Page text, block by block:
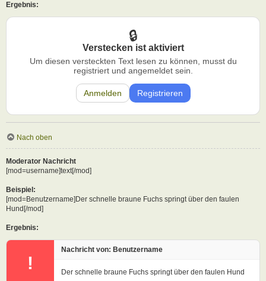
Ergebnis:
Verstecken ist aktiviert
Um diesen versteckten Text lesen zu können, musst du
registriert und angemeldet sein.
Anmelden Registrieren
Nach oben
Moderator Nachricht
[mod=username]text[/mod]
Beispiel:
[mod=Benutzername]Der schnelle braune Fuchs springt über den faulen
Hund[/mod]
Ergebnis:
!
Nachricht von: Benutzername
Der schnelle braune Fuchs springt über den faulen Hund